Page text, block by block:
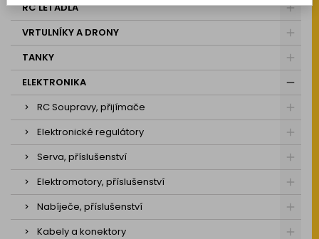
RC LETADLA
VRTULNÍKY A DRONY
TANKY
ELEKTRONIKA
RC Soupravy, přijímače
Elektronické regulátory
Serva, příslušenství
Elektromotory, příslušenství
Nabíječe, příslušenství
Kabely a konektory